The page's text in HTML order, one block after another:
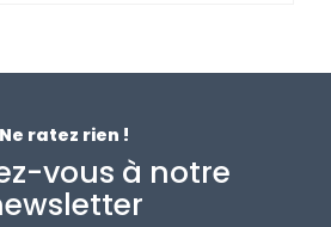
Ne ratez rien !
vous à notre